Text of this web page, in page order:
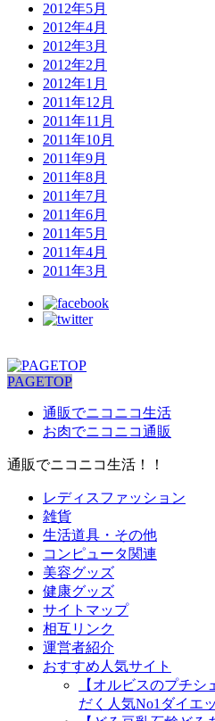
2012年5月
2012年4月
2012年3月
2012年2月
2012年1月
2011年12月
2011年11月
2011年10月
2011年9月
2011年8月
2011年7月
2011年6月
2011年5月
2011年4月
2011年3月
PAGETOP
通販でニコニコ生活
お肉でニコニコ通販
通販でニコニコ生活！！
レディスファッション
雑貨
生活道具・その他
コンピュータ関連
美容グッズ
健康グッズ
サイトマップ
相互リンク
運営者紹介
おすすめ人気サイト
【オルビスのプチ
だく人気No1ダイエ